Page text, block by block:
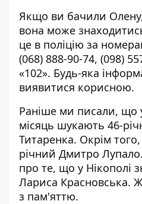
Якщо ви бачили
вона може
це в поліцію за
(068) 888-90-74, (098)
«102». Будь-яка
виявитися корисною.
Раніше ми писали, що
місяць шукають 46-
Титаренка. Окрім того,
річний Дмитро Лупало
про те, що у Нікополі
Лариса Красновська.
з пам'яттю.